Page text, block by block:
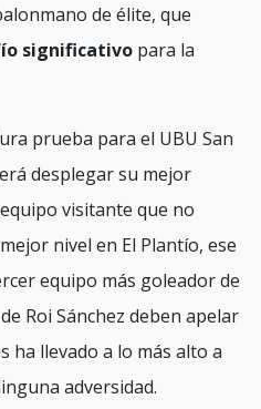
de élite, que
significativo para la
prueba para el UBU San
desplegar su mejor
visitante que no
nivel en El Plantío, ese
equipo más goleador de
Roi Sánchez deben apelar
ha llevado a lo más alto a
adversidad.